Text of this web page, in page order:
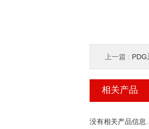
上一篇 : PDG
相关产品
没有相关产品信息